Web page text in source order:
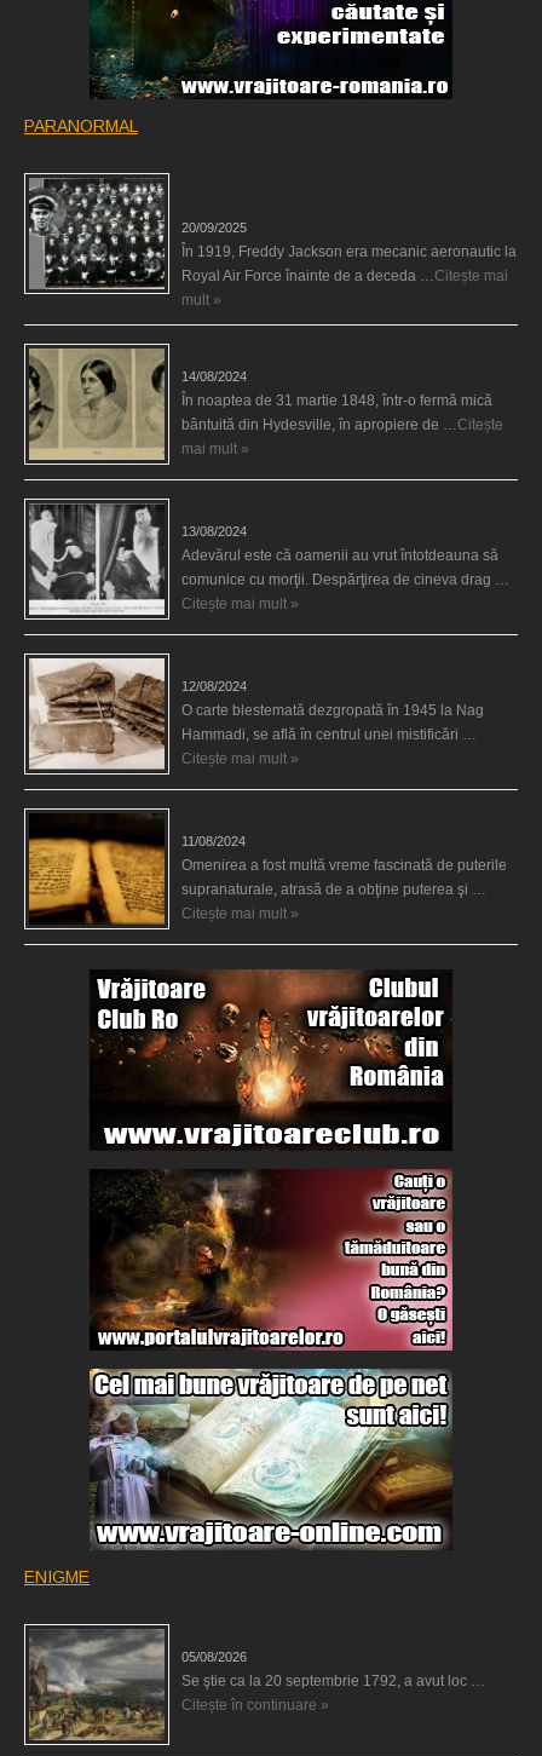
PARANORMAL
20/09/2025
În 1919, Freddy Jackson era mecanic aeronautic la
Royal Air Force înainte de a deceda …Citește mai
mult »
14/08/2024
În noaptea de 31 martie 1848, într-o fermă mică
bântuită din Hydesville, în apropiere de …Citește
mai mult »
13/08/2024
Adevărul este că oamenii au vrut întotdeauna să
comunice cu morţii. Despărţirea de cineva drag …
Citește mai mult »
12/08/2024
O carte blestemată dezgropată în 1945 la Nag
Hammadi, se află în centrul unei mistificări …
Citește mai mult »
11/08/2024
Omenirea a fost multă vreme fascinată de puterile
supranaturale, atrasă de a obţine puterea şi …
Citește mai mult »
ENIGME
05/08/2026
Se ştie ca la 20 septembrie 1792, a avut loc …
Citește în continuare »